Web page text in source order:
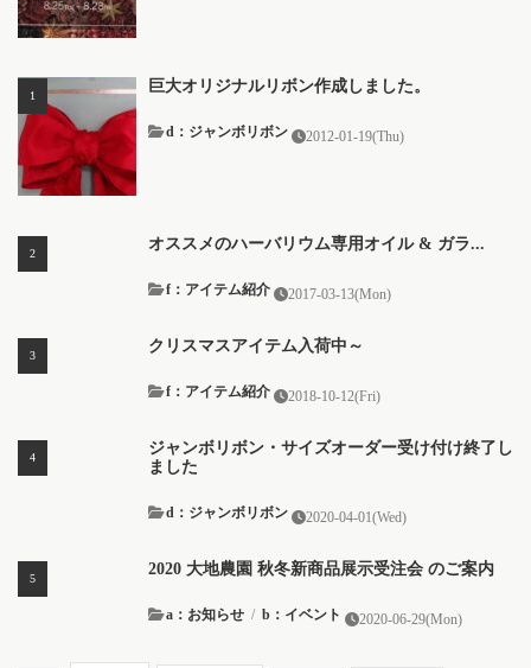
巨大オリジナルリボン作成しました。
2012-01-19(Thu)
d：ジャンボリボン
オススメのハーバリウム専用オイル & ガラ...
2017-03-13(Mon)
f：アイテム紹介
クリスマスアイテム入荷中～
2018-10-12(Fri)
f：アイテム紹介
ジャンボリボン・サイズオーダー受け付け終了し
ました
2020-04-01(Wed)
d：ジャンボリボン
2020 大地農園 秋冬新商品展示受注会 のご案内
2020-06-29(Mon)
a：お知らせ / b：イベント